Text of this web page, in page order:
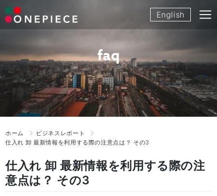
Skip
to
English
faq
ホーム
ビジネスレポート
仕入れ 卸 最新情報を利用する際の注意点は？ その3
仕入れ 卸 最新情報を利用する際の注
意点は？ その3